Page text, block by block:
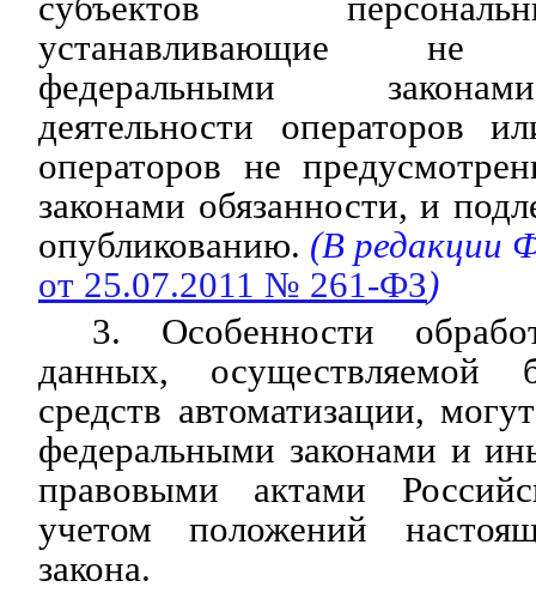
устанавливающие не
федеральными
деятельности операторов
операторов не
законами обязанности, и
опубликованию. (В редакции
от 25.07.2011 № 261-ФЗ)
3. Особенности
данных, осуществляемой
средств автоматизации,
федеральными законами и
правовыми актами
учетом положений
закона.